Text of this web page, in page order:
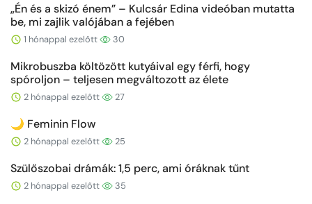
„Én és a skizó énem” – Kulcsár Edina videóban mutatta
be, mi zajlik valójában a fejében
1 hónappal ezelőtt 30
Mikrobuszba költözött kutyáival egy férfi, hogy
spóroljon – teljesen megváltozott az élete
2 hónappal ezelőtt 27
🌙 Feminin Flow
2 hónappal ezelőtt 25
Szülőszobai drámák: 1,5 perc, ami óráknak tűnt
2 hónappal ezelőtt 35